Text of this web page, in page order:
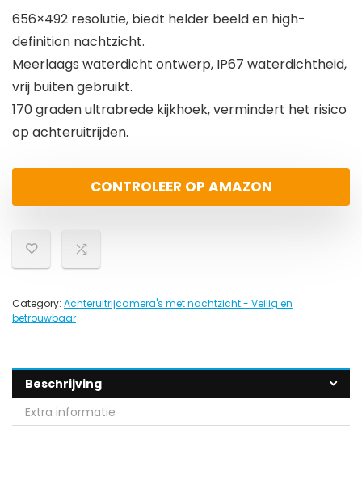
656×492 resolutie, biedt helder beeld en high-
definition nachtzicht.
Meerlaags waterdicht ontwerp, IP67 waterdichtheid,
vrij buiten gebruikt.
170 graden ultrabrede kijkhoek, vermindert het risico
op achteruitrijden.
CONTROLEER OP AMAZON
Category: Achteruitrijcamera's met nachtzicht - Veilig en
betrouwbaar
Beschrijving
Extra informatie